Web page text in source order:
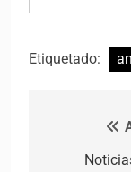
Etiquetado: